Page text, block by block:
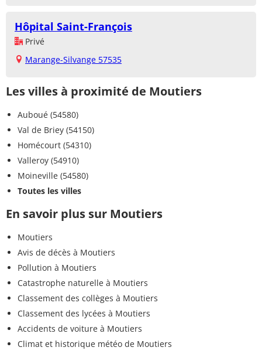
Hôpital Saint-François
Privé
Marange-Silvange 57535
Les villes à proximité de Moutiers
Auboué (54580)
Val de Briey (54150)
Homécourt (54310)
Valleroy (54910)
Moineville (54580)
Toutes les villes
En savoir plus sur Moutiers
Moutiers
Avis de décès à Moutiers
Pollution à Moutiers
Catastrophe naturelle à Moutiers
Classement des collèges à Moutiers
Classement des lycées à Moutiers
Accidents de voiture à Moutiers
Climat et historique météo de Moutiers